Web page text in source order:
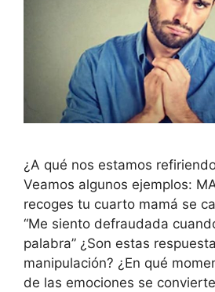
¿A qué nos estamos
Veamos algunos ejemplos:
recoges tu cuarto mamá se
“Me siento defraudada
palabra” ¿Son estas
manipulación? ¿En qué
de las emociones se